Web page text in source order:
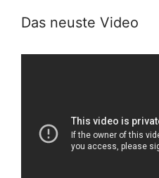
Das neuste Video